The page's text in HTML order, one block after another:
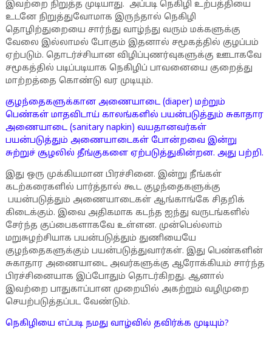
இவற்றை நிறுத்த முடியாது. அப்படி நெகிழி உற்பத்தியை
உடனே நிறுத்துவோமாக இருந்தால் நெகிழி
தொழிற்துறையை சார்ந்து வாழ்ந்து வரும் மக்களுக்கு
வேலை இல்லாமல் போகும் இதனால் சமூகத்தில் குழப்பம்
ஏற்படும். தொடர்ச்சியான விழிப்புணர்வுகளுக்கு ஊடாகவே
சமூகத்தில் படிப்படியாக நெகிழிப் பாவனையை குறைத்து
மாற்றத்தை கொண்டு வர முடியும்.
குழந்தைகளுக்கான அணையாடை (diaper) மற்றும்
பெண்கள் மாதவிடாய் காலங்களில் பயன்படுத்தும் சுகாதார
அணையாடை (sanitary napkin) வயதானவர்கள்
பயன்படுத்தும் அணையாடைகள் போன்றவை இன்று
சுற்றுச் சூழலில் தீங்குகளை ஏற்படுத்துகின்றன. அது பற்றி.
இது ஒரு முக்கியமான பிரச்சினை. இன்று நீங்கள்
கடற்கரைகளில் பார்த்தால் கூட குழந்தைகளுக்கு
பயன்படுத்தும் அணையாடைகள் ஆங்காங்கே சிதறிக்
கிடைக்கும். இவை அதிகமாக கடந்த ஐந்து வருடங்களில்
சேர்ந்த குப்பைகளாகவே உள்ளன. முன்பெல்லாம்
மறுசுழற்சியாக பயன்படுத்தும் துணியையே
குழந்தைகளுக்கும் பயன்படுத்துவார்கள். இது பெண்களின்
சுகாதார அணையாடை அவர்களுக்கு ஆரோக்கியம் சார்ந்த
பிரச்சினையாக இப்போதும் தொடர்கிறது. ஆனால்
இவற்றை பாதுகாப்பான முறையில் அகற்றும் வழிமுறை
செயற்படுத்தப்பட வேண்டும்.
நெகிழியை எப்படி நமது வாழ்வில் தவிர்க்க முடியும்?